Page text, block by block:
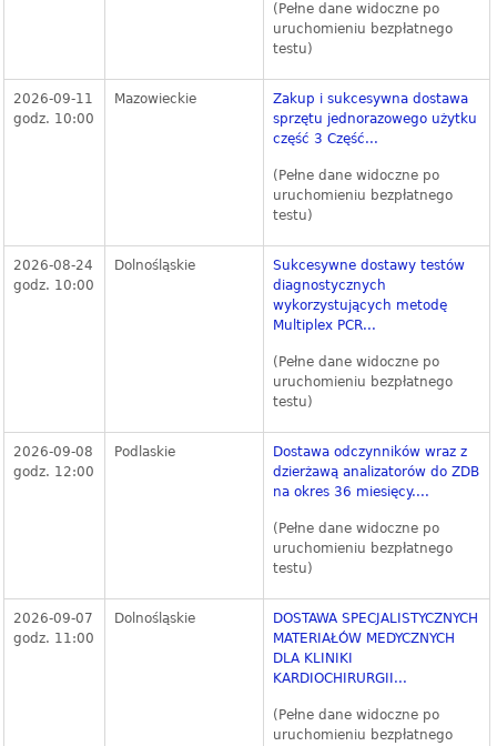
(Pełne dane widoczne po
uruchomieniu bezpłatnego
testu)
2026-09-11
godz. 10:00
Mazowieckie
Zakup i sukcesywna dostawa
sprzętu jednorazowego użytku
część 3 Część...
(Pełne dane widoczne po
uruchomieniu bezpłatnego
testu)
2026-08-24
godz. 10:00
Dolnośląskie
Sukcesywne dostawy testów
diagnostycznych
wykorzystujących metodę
Multiplex PCR...
(Pełne dane widoczne po
uruchomieniu bezpłatnego
testu)
2026-09-08
godz. 12:00
Podlaskie
Dostawa odczynników wraz z
dzierżawą analizatorów do ZDB
na okres 36 miesięcy....
(Pełne dane widoczne po
uruchomieniu bezpłatnego
testu)
2026-09-07
godz. 11:00
Dolnośląskie
DOSTAWA SPECJALISTYCZNYCH
MATERIAŁÓW MEDYCZNYCH
DLA KLINIKI
KARDIOCHIRURGII...
(Pełne dane widoczne po
uruchomieniu bezpłatnego